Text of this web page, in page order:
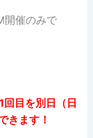
開催のみで
目を別日（日
きます！